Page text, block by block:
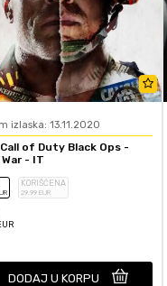
izlaska: 13.11.2020
of Duty Black Ops -
- IT
KORIŠĆENA
29,99 EUR
DODAJ U KORPU